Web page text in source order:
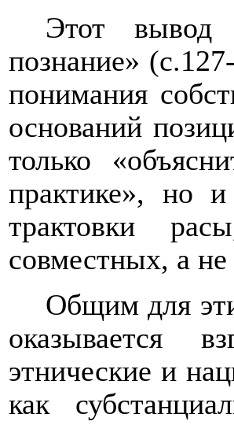
Этот вывод
познание»
понимания
оснований
только
практике», но
трактовки
совместных, а не
Общим для
оказывается
этнические и
как